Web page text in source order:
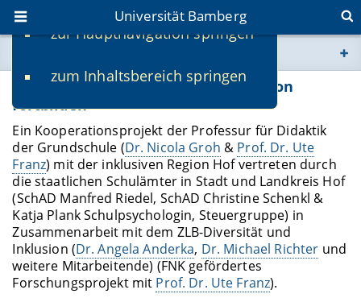
zur Hauptnavigation springen
zum Inhaltsbereich springen
Universität Bamberg
www.uni-bamberg.de
univis.uni-bamberg.de
fis.uni-bamberg.de
„All-In“ – Alle Lehrkräfte für Inklusion
fortbilden
Ein Kooperationsprojekt der Professur für Didaktik
der Grundschule (Dr. Nicola Groh & Prof. Dr. Ute
Franz) mit der inklusiven Region Hof vertreten durch
die staatlichen Schulämter in Stadt und Landkreis Hof
(SchAD Manfred Riedel, SchAD Christine Schenkl &
Katja Plank Schulpsychologin, Steuergruppe) in
Zusammenarbeit mit dem ZLB-Diversität und
Inklusion (Dr. Angela Anderka, Dr. Michael Richter und
weitere Mitarbeitende) (FNK gefördertes
Forschungsprojekt mit Prof. Dr. Ute Franz).